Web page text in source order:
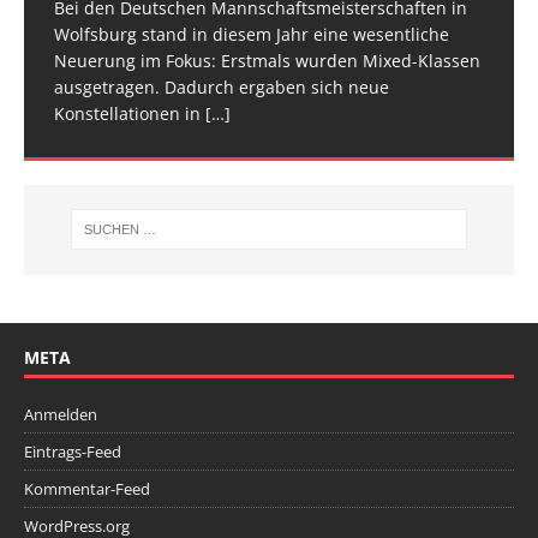
Bei den Deutschen Mannschaftsmeisterschaften in
Wolfsburg stand in diesem Jahr eine wesentliche
Neuerung im Fokus: Erstmals wurden Mixed-Klassen
ausgetragen. Dadurch ergaben sich neue
Konstellationen in […]
[…]
[…]
Am vergangenen Wochenende traf sich die deutsche
Spitze im Trampolinturnen in Biberach an der Riß
(Baden-Württemberg) zu einem hochkarätigen
Wettkampfwochenende: Am Samstag standen die
Deutschen[…]
META
Anmelden
Eintrags-Feed
Kommentar-Feed
WordPress.org